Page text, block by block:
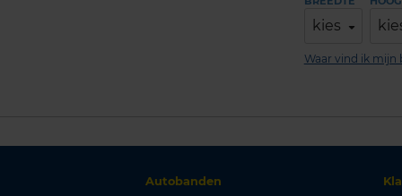
kies
Waar vind ik mijn
Autobanden